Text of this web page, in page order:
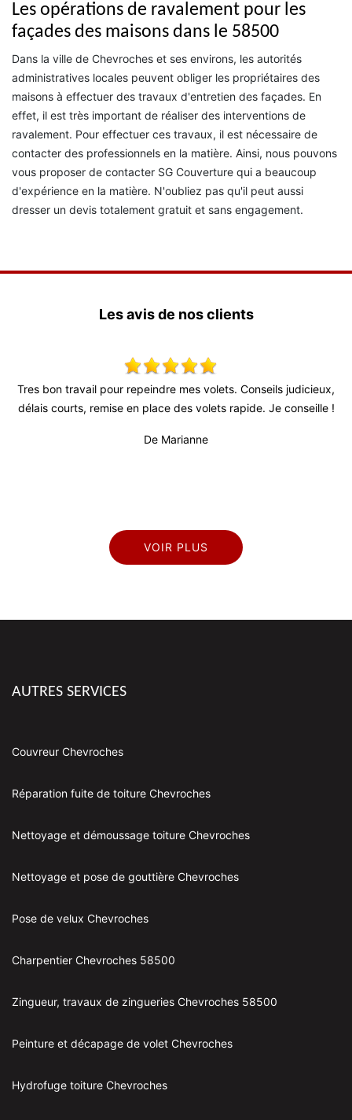
Les opérations de ravalement pour les
façades des maisons dans le 58500
Dans la ville de Chevroches et ses environs, les autorités
administratives locales peuvent obliger les propriétaires des
maisons à effectuer des travaux d'entretien des façades. En
effet, il est très important de réaliser des interventions de
ravalement. Pour effectuer ces travaux, il est nécessaire de
contacter des professionnels en la matière. Ainsi, nous pouvons
vous proposer de contacter SG Couverture qui a beaucoup
d'expérience en la matière. N'oubliez pas qu'il peut aussi
dresser un devis totalement gratuit et sans engagement.
Les avis de nos clients
Tres bon travail pour repeindre mes volets. Conseils judicieux,
délais courts, remise en place des volets rapide. Je conseille !
De Marianne
VOIR PLUS
AUTRES SERVICES
Couvreur Chevroches
Réparation fuite de toiture Chevroches
Nettoyage et démoussage toiture Chevroches
Nettoyage et pose de gouttière Chevroches
Pose de velux Chevroches
Charpentier Chevroches 58500
Zingueur, travaux de zingueries Chevroches 58500
Peinture et décapage de volet Chevroches
Hydrofuge toiture Chevroches